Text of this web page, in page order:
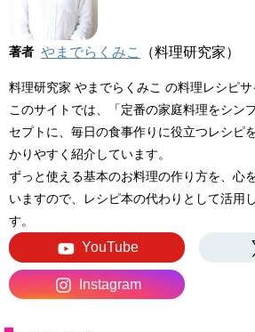
著者 やまでらくみこ （料理研究家）
料理研究家 やまでらくみこ の料理レシピサ
このサイトでは、「定番の家庭料理をシン
セプトに、毎日の食事作りに役立つレシピ
かりやすく紹介しています。
ずっと使える基本のお料理の作り方を、心
いますので、レシピ本の代わりとして活用
す。
YouTube
Instagram